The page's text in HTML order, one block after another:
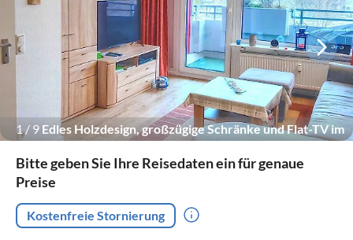
1/ 9 Edles Holzdesign, großzügige Schränke und Flat-TV im
Bitte geben Sie Ihre Reisedaten ein für genaue
Preise
Kostenfreie Stornierung